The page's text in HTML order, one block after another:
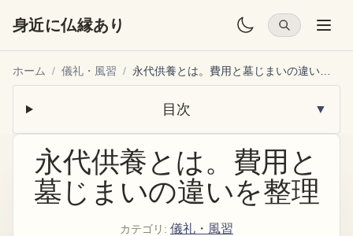
身近に仏縁あり
ホーム / 儀礼・風習 /
目次 ▼
永代供養とは。費用と
墓じまいの違いを整理
カテゴリ : 儀礼・風習